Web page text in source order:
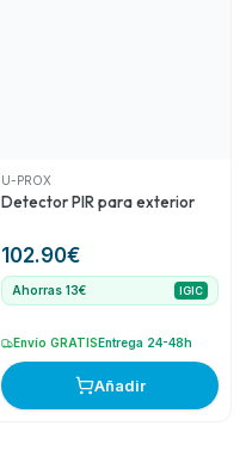
U-PROX
Detector PIR para exterior
102.90€
Ahorras 13€ IGIC
Envío GRATIS Entrega 24-48h
Añadir